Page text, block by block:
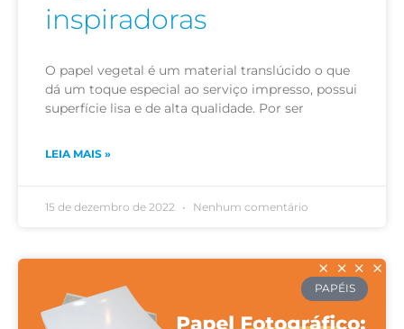
inspiradoras
O papel vegetal é um material translúcido o que
dá um toque especial ao serviço impresso, possui
superfície lisa e de alta qualidade. Por ser
LEIA MAIS »
15 de dezembro de 2022 Nenhum comentário
PAPÉIS